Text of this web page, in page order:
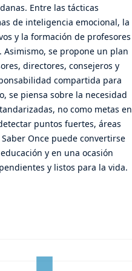
Entre las tácticas
de inteligencia emocional, la
y la formación de profesores
Asimismo, se propone un plan
directores, consejeros y
compartida para
se piensa sobre la necesidad
no como metas en
puntos fuertes, áreas
Once puede convertirse
y en una ocasión
y listos para la vida.